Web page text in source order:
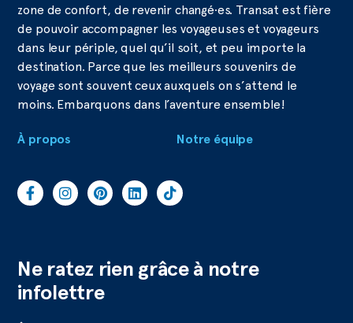
zone de confort, de revenir changé·es. Transat est fière
de pouvoir accompagner les voyageuses et voyageurs
dans leur périple, quel qu’il soit, et peu importe la
destination. Parce que les meilleurs souvenirs de
voyage sont souvent ceux auxquels on s’attend le
moins. Embarquons dans l’aventure ensemble!
À propos Notre équipe
Ne ratez rien grâce à notre
infolettre